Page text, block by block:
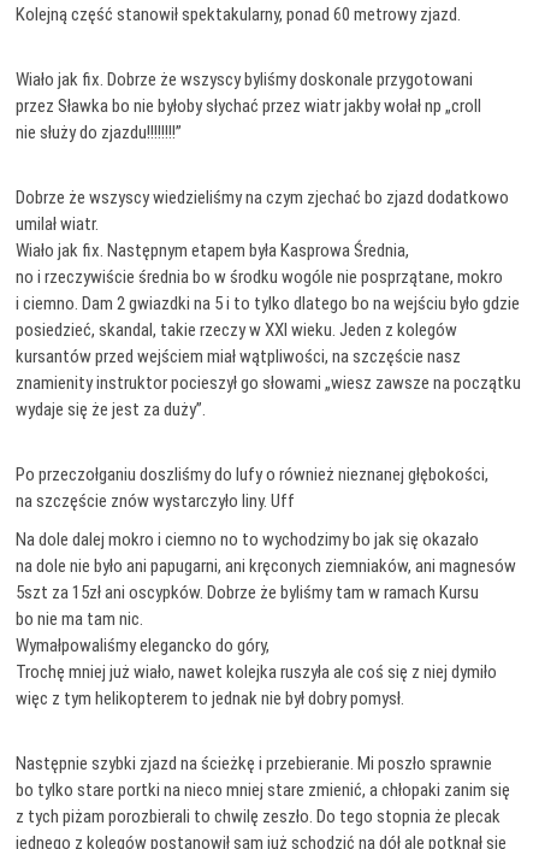
Kolejną część stanowił spektakularny, ponad 60 metrowy zjazd.
Wiało jak fix. Dobrze że wszyscy byliśmy doskonale przygotowani
przez Sławka bo nie byłoby słychać przez wiatr jakby wołał np „croll
nie służy do zjazdu!!!!!!!!”
Dobrze że wszyscy wiedzieliśmy na czym zjechać bo zjazd dodatkowo
umilał wiatr.
Wiało jak fix. Następnym etapem była Kasprowa Średnia,
no i rzeczywiście średnia bo w środku wogóle nie posprzątane, mokro
i ciemno. Dam 2 gwiazdki na 5 i to tylko dlatego bo na wejściu było gdzie
posiedzieć, skandal, takie rzeczy w XXI wieku. Jeden z kolegów
kursantów przed wejściem miał wątpliwości, na szczęście nasz
znamienity instruktor pocieszył go słowami „wiesz zawsze na początku
wydaje się że jest za duży”.
Po przeczołganiu doszliśmy do lufy o również nieznanej głębokości,
na szczęście znów wystarczyło liny. Uff
Na dole dalej mokro i ciemno no to wychodzimy bo jak się okazało
na dole nie było ani papugarni, ani kręconych ziemniaków, ani magnesów
5szt za 15zł ani oscypków. Dobrze że byliśmy tam w ramach Kursu
bo nie ma tam nic.
Wymałpowaliśmy elegancko do góry,
Trochę mniej już wiało, nawet kolejka ruszyła ale coś się z niej dymiło
więc z tym helikopterem to jednak nie był dobry pomysł.
Następnie szybki zjazd na ścieżkę i przebieranie. Mi poszło sprawnie
bo tylko stare portki na nieco mniej stare zmienić, a chłopaki zanim się
z tych piżam porozbierali to chwilę zeszło. Do tego stopnia że plecak
jednego z kolegów postanowił sam już schodzić na dół ale potknął się